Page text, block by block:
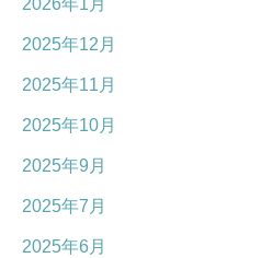
2026年1月
2025年12月
2025年11月
2025年10月
2025年9月
2025年7月
2025年6月